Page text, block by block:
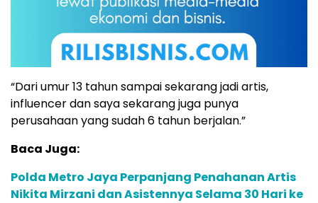
“Dari umur 13 tahun sampai sekarang jadi artis,
influencer dan saya sekarang juga punya
perusahaan yang sudah 6 tahun berjalan.”
Baca Juga:
Polda Metro Jaya Perpanjang Penahanan Artis
Nikita Mirzani dan Asistennya Selama 30 Hari ke